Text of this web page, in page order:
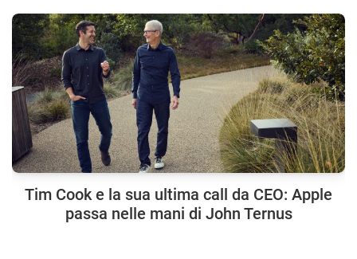
Tim Cook e la sua ultima call da CEO: Apple
passa nelle mani di John Ternus